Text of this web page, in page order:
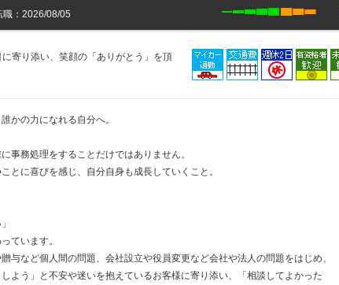
：2026/08/05
寄り添い、笑顔の「ありがとう」を頂
かの力になれる自分へ。
事務処理をすることだけではありません。
とに喜びを感じ、自分自身も成長していくこと。
ています。
与など個人間の問題、会社設立や役員変更など会社や法人の問題をはじめ、
よう」と不安や迷いを抱えているお客様に寄り添い、「相談してよかった